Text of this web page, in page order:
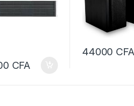
CFA
44000 CFA